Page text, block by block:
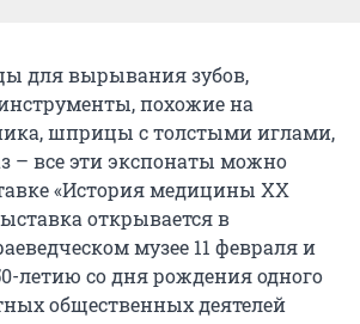
для вырывания зубов,
похожие на
шприцы с толстыми иглами,
– все эти экспонаты можно
«История медицины ХХ
открывается в
музее 11 февраля и
летию со дня рождения одного
общественных деятелей